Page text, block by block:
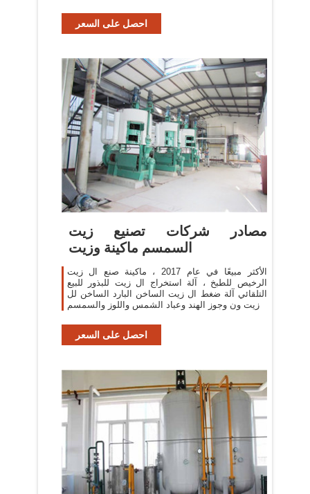
احصل على السعر
مصادر شركات تصنيع زيت
السمسم ماكينة وزيت
الأكثر مبيعًا في عام 2017 ، ماكينة صنع ال زيت
الرخيص للطبخ ، آلة استخراج ال زيت للبذور للبيع
التلقائي آلة ضغط ال زيت الساخن البارد الساخن لل
زيت ون وجوز الهند وعباد الشمس واللوز والسمسم
احصل على السعر